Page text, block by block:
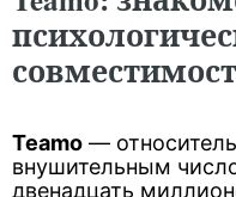
Teamo —
внушительным
двенадцать